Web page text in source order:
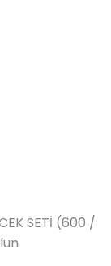
SETİ (600 /